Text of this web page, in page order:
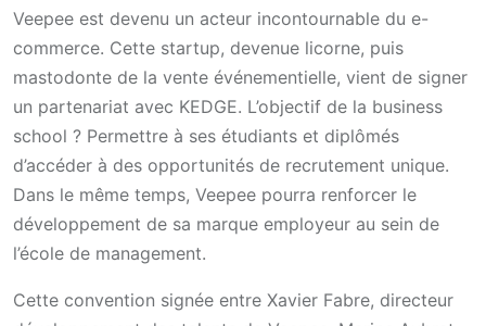
Veepee est devenu un acteur incontournable du e-
commerce. Cette startup, devenue licorne, puis
mastodonte de la vente événementielle, vient de signer
un partenariat avec KEDGE. L’objectif de la business
school ? Permettre à ses étudiants et diplômés
d’accéder à des opportunités de recrutement unique.
Dans le même temps, Veepee pourra renforcer le
développement de sa marque employeur au sein de
l’école de management.
Cette convention signée entre Xavier Fabre, directeur